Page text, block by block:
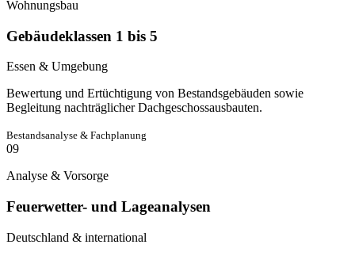
Wohnungsbau
Gebäudeklassen 1 bis 5
Essen & Umgebung
Bewertung und Ertüchtigung von Bestandsgebäuden sowie
Begleitung nachträglicher Dachgeschossausbauten.
Bestandsanalyse & Fachplanung
09
Analyse & Vorsorge
Feuerwetter- und Lageanalysen
Deutschland & international